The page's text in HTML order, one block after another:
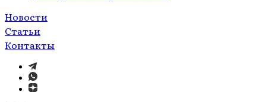
Новости
Статьи
Контакты